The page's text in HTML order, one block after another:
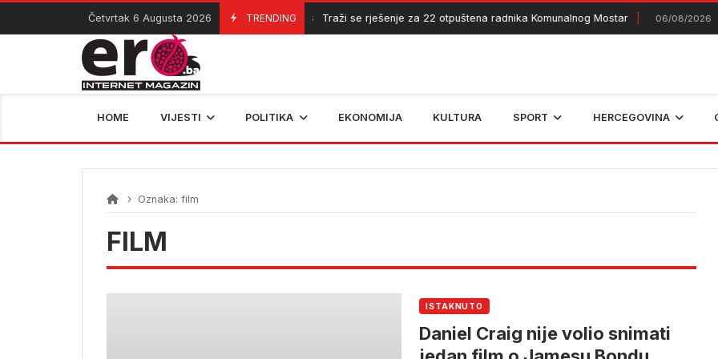
Skip
content
Četvrtak 6 Augusta 2026 TRENDING
06/08/2026 Traži se rješenje za 22 otpuštena radnika Komunalnog Mostar 06/08/2026
HOME VIJESTI POLITIKA EKONOMIJA KULTURA SPORT HERCEGOVINA
Oznaka: film
FILM
ISTAKNUTO
Daniel Craig nije volio snimati